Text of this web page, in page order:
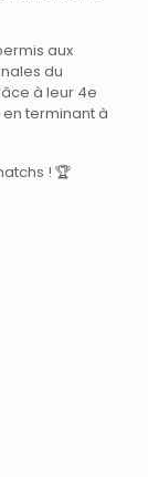
aux
du
à leur 4e
terminant à
! 🏆